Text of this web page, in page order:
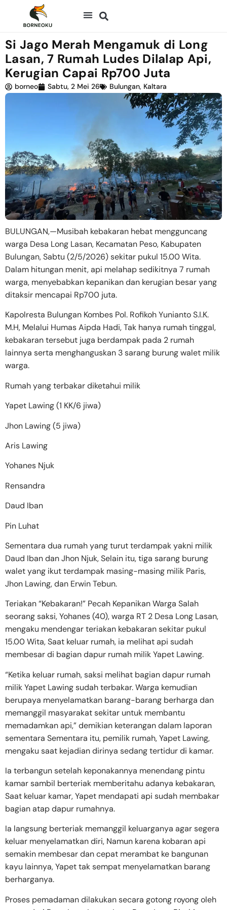
Si Jago Merah Mengamuk di Long
Lasan, 7 Rumah Ludes Dilalap Api,
Kerugian Capai Rp700 Juta
borneo Sabtu, 2 Mei 26 Bulungan, Kaltara
BULUNGAN,—Musibah kebakaran hebat mengguncang
warga Desa Long Lasan, Kecamatan Peso, Kabupaten
Bulungan, Sabtu (2/5/2026) sekitar pukul 15.00 Wita.
Dalam hitungan menit, api melahap sedikitnya 7 rumah
warga, menyebabkan kepanikan dan kerugian besar yang
ditaksir mencapai Rp700 juta.
Kapolresta Bulungan Kombes Pol. Rofikoh Yunianto S.I.K.
M.H, Melalui Humas Aipda Hadi, Tak hanya rumah tinggal,
kebakaran tersebut juga berdampak pada 2 rumah
lainnya serta menghanguskan 3 sarang burung walet milik
warga.
Rumah yang terbakar diketahui milik
Yapet Lawing (1 KK/6 jiwa)
Jhon Lawing (5 jiwa)
Aris Lawing
Yohanes Njuk
Rensandra
Daud Iban
Pin Luhat
Sementara dua rumah yang turut terdampak yakni milik
Daud Iban dan Jhon Njuk, Selain itu, tiga sarang burung
walet yang ikut terdampak masing-masing milik Paris,
Jhon Lawing, dan Erwin Tebun.
Teriakan “Kebakaran!” Pecah Kepanikan Warga Salah
seorang saksi, Yohanes (40), warga RT 2 Desa Long Lasan,
mengaku mendengar teriakan kebakaran sekitar pukul
15.00 Wita, Saat keluar rumah, ia melihat api sudah
membesar di bagian dapur rumah milik Yapet Lawing.
“Ketika keluar rumah, saksi melihat bagian dapur rumah
milik Yapet Lawing sudah terbakar. Warga kemudian
berupaya menyelamatkan barang-barang berharga dan
memanggil masyarakat sekitar untuk membantu
memadamkan api,” demikian keterangan dalam laporan
sementara Sementara itu, pemilik rumah, Yapet Lawing,
mengaku saat kejadian dirinya sedang tertidur di kamar.
Ia terbangun setelah keponakannya menendang pintu
kamar sambil berteriak memberitahu adanya kebakaran,
Saat keluar kamar, Yapet mendapati api sudah membakar
bagian atap dapur rumahnya.
Ia langsung berteriak memanggil keluarganya agar segera
keluar menyelamatkan diri, Namun karena kobaran api
semakin membesar dan cepat merambat ke bangunan
kayu lainnya, Yapet tak sempat menyelamatkan barang
berharganya.
Proses pemadaman dilakukan secara gotong royong oleh